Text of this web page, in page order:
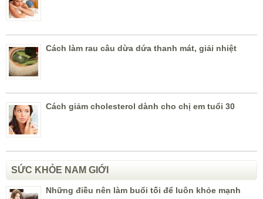
Cách làm rau câu dừa dứa thanh mát, giải nhiệt
Cách giảm cholesterol dành cho chị em tuổi 30
SỨC KHỎE NAM GIỚI
Những điều nên làm buổi tối để luôn khỏe mạnh